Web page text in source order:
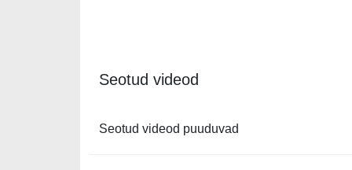
Seotud videod
Seotud videod puuduvad